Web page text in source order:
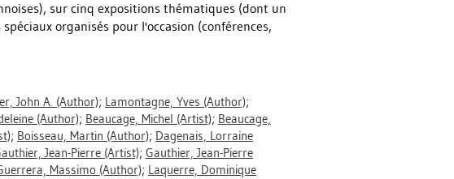
sur cinq expositions thématiques (dont un
organisés pour l'occasion (conférences,
John A. (Author); Lamontagne, Yves (Author);
(Author); Beaucage, Michel (Artist); Beaucage,
; Boisseau, Martin (Author); Dagenais, Lorraine
Jean-Pierre (Artist); Gauthier, Jean-Pierre
Massimo (Author); Laquerre, Dominique